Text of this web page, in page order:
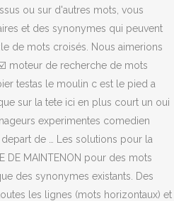
ou sur d'autres mots, vous
et des synonymes qui peuvent
de mots croisés. Nous aimerions
moteur de recherche de mots
testas le moulin c est le pied a
sur la tete ici en plus court un oui
experimentes comedien
de … Les solutions pour la
DE MAINTENON pour des mots
des synonymes existants. Des
les lignes (mots horizontaux) et